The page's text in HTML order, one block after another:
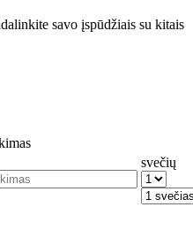
savo įspūdžiais su kitais
svečių